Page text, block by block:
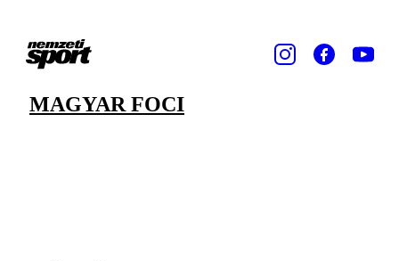
MAGYAR FOCI